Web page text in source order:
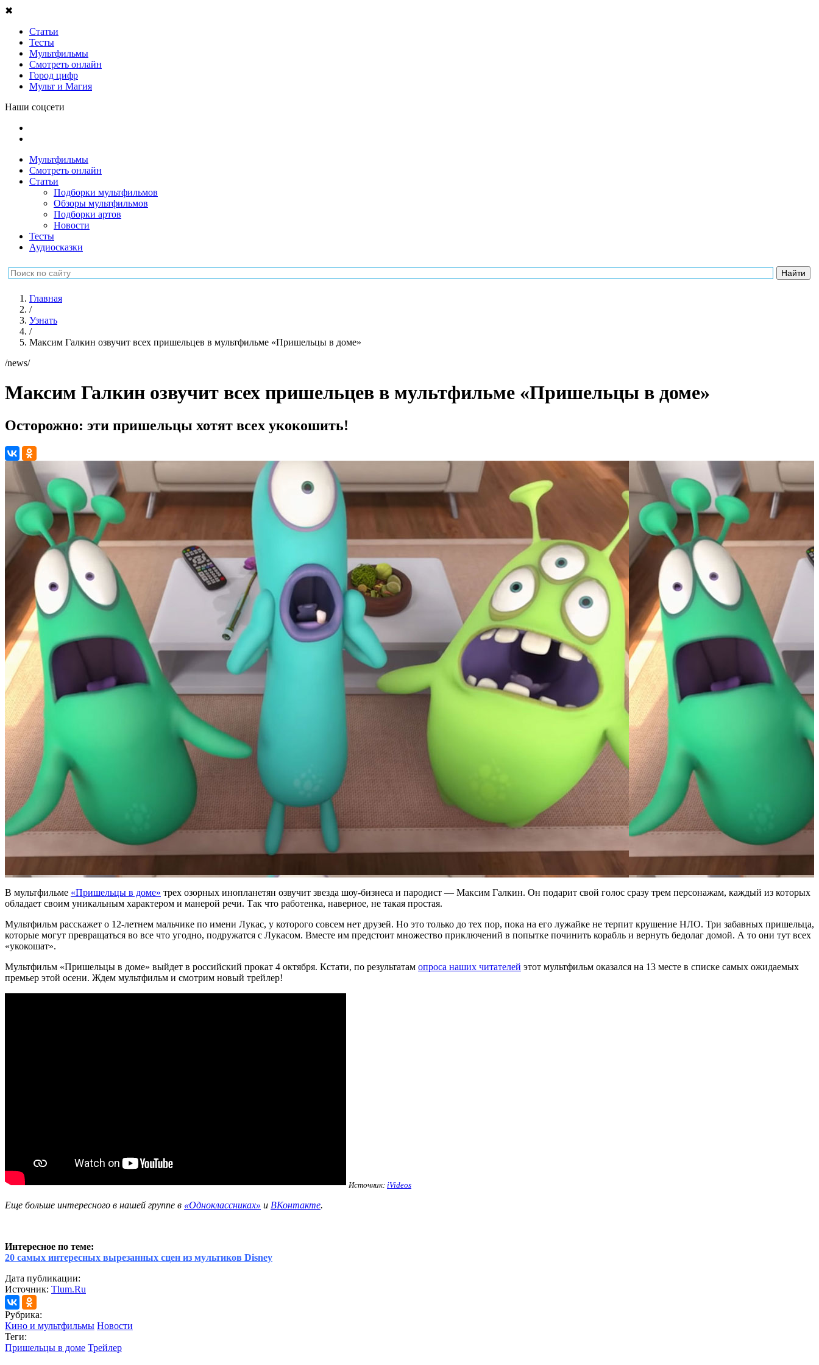
✖
Статьи
Тесты
Мультфильмы
Смотреть онлайн
Город цифр
Мульт и Магия
Наши соцсети
Мультфильмы
Смотреть онлайн
Статьи
Подборки мультфильмов
Обзоры мультфильмов
Подборки артов
Новости
Тесты
Аудиосказки
Главная
/
Узнать
/
Максим Галкин озвучит всех пришельцев в мультфильме «Пришельцы в доме»
/news/
Максим Галкин озвучит всех пришельцев в мультфильме «Пришельцы в доме»
Осторожно: эти пришельцы хотят всех укокошить!
В мультфильме «Пришельцы в доме» трех озорных инопланетян озвучит звезда шоу-бизнеса и пародист — Максим Галкин. Он подарит свой голос сразу трем персонажам, каждый из которых
обладает своим уникальным характером и манерой речи. Так что работенка, наверное, не такая простая.
Мультфильм расскажет о 12-летнем мальчике по имени Лукас, у которого совсем нет друзей. Но это только до тех пор, пока на его лужайке не терпит крушение НЛО. Три забавных пришельца,
которые могут превращаться во все что угодно, подружатся с Лукасом. Вместе им предстоит множество приключений в попытке починить корабль и вернуть бедолаг домой. А то они тут всех
«укокошат».
Мультфильм «Пришельцы в доме» выйдет в российский прокат 4 октября. Кстати, по результатам опроса наших читателей этот мультфильм оказался на 13 месте в списке самых ожидаемых
премьер этой осени. Ждем мультфильм и смотрим новый трейлер!
Источник: iVideos
Еще больше интересного в нашей группе в «Одноклассниках» и ВКонтакте.
Интересное по теме:
20 самых интересных вырезанных сцен из мультиков Disney
Дата публикации:
Источник: Tlum.Ru
Рубрика:
Кино и мультфильмы Новости
Теги:
Пришельцы в доме Трейлер